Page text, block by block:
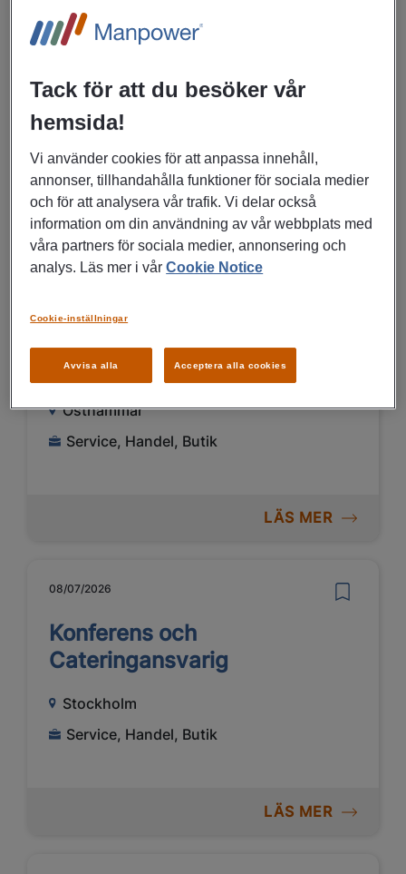
Anläggningsarbetare
Service, Handel, Butik
LÄS MER
09/07/2026
Specialkock
Östhammar
Service, Handel, Butik
LÄS MER
08/07/2026
Konferens och
Cateringansvarig
Stockholm
Service, Handel, Butik
LÄS MER
Tack för att du besöker vår
hemsida!
Vi använder cookies för att anpassa innehåll,
annonser, tillhandahålla funktioner för sociala medier
och för att analysera vår trafik. Vi delar också
information om din användning av vår webbplats med
våra partners för sociala medier, annonsering och
analys. Läs mer i vårCookie Notice
Avvisa alla Acceptera alla cookies
Cookie-inställningar